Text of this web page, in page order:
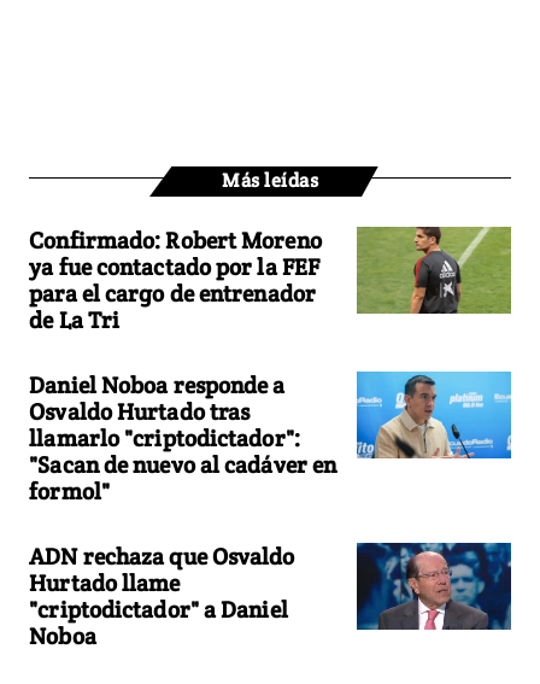
Más leídas
Confirmado: Robert Moreno
ya fue contactado por la FEF
para el cargo de entrenador
de La Tri
Daniel Noboa responde a
Osvaldo Hurtado tras
llamarlo "criptodictador":
"Sacan de nuevo al cadáver en
formol"
ADN rechaza que Osvaldo
Hurtado llame
"criptodictador" a Daniel
Noboa